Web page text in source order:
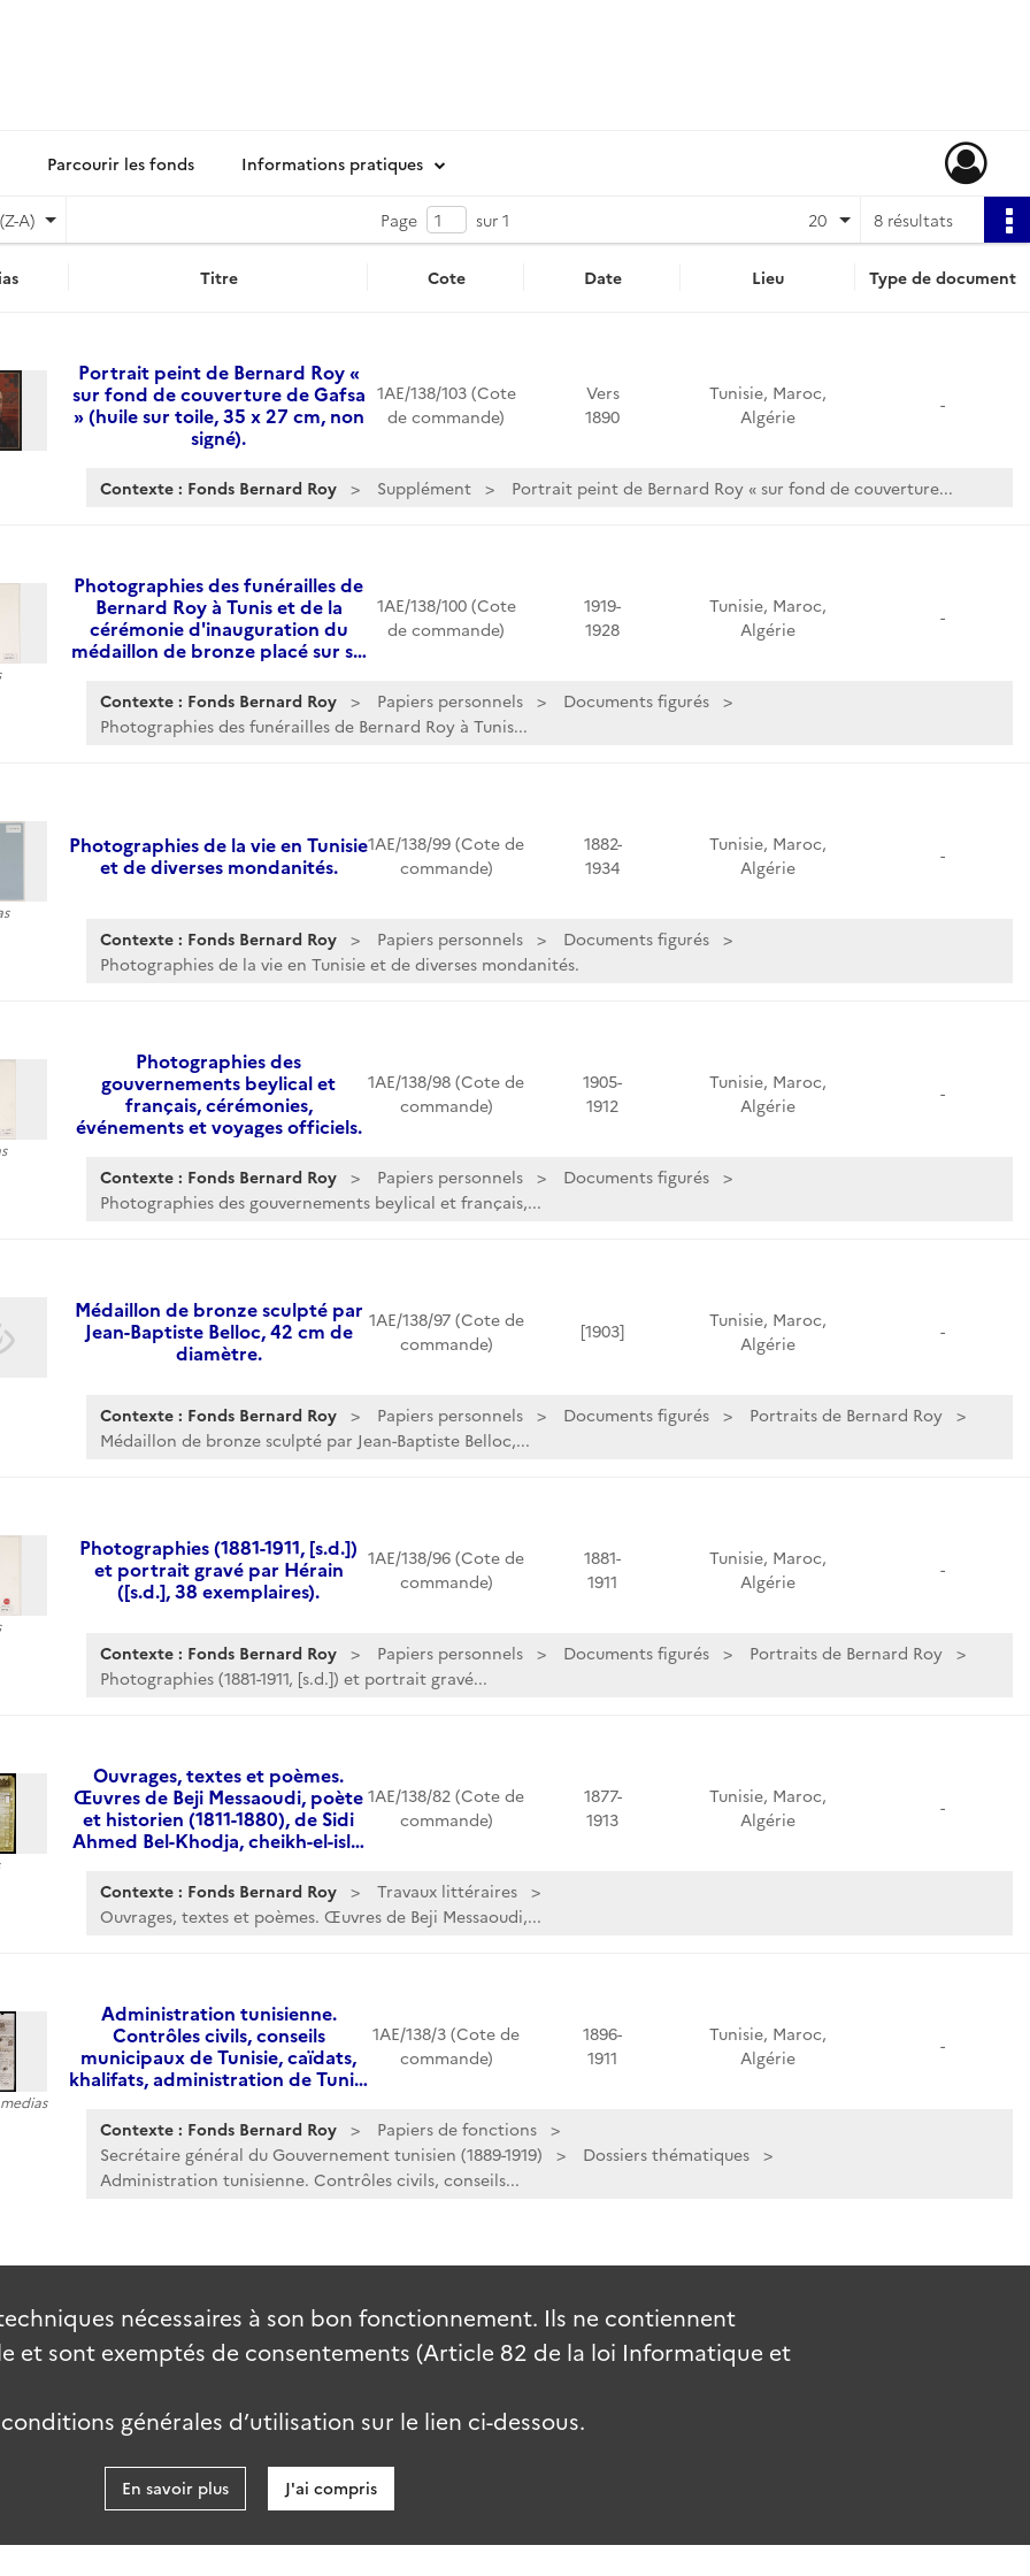
Parcourir les fonds Informations pratiques
A) Page sur 1 8 résultats
20
Titre Cote Date Lieu Type de document
Portrait peint de Bernard Roy «
sur fond de couverture de Gafsa
» (huile sur toile, 35 x 27 cm, non
signé).
1AE/138/103 (Cote
de commande)
Vers
1890
Tunisie, Maroc,
Algérie
-
Contexte : Fonds Bernard Roy Supplément Portrait peint de Bernard Roy « sur fond de couverture...
Photographies des funérailles de
Bernard Roy à Tunis et de la
cérémonie d'inauguration du
médaillon de bronze placé sur s…
1AE/138/100 (Cote
de commande)
1919-
1928
Tunisie, Maroc,
Algérie
-
Contexte : Fonds Bernard Roy Papiers personnels
Documents figurés
Photographies des funérailles de Bernard Roy à Tunis...
Photographies de la vie en Tunisie
et de diverses mondanités.
1AE/138/99 (Cote de
commande)
1882-
1934
Tunisie, Maroc,
Algérie
-
Contexte : Fonds Bernard Roy Papiers personnels
Documents figurés
Photographies de la vie en Tunisie et de diverses mondanités.
Photographies des
gouvernements beylical et
français, cérémonies,
événements et voyages officiels.
1AE/138/98 (Cote de
commande)
1905-
1912
Tunisie, Maroc,
Algérie
-
Contexte : Fonds Bernard Roy Papiers personnels
Documents figurés
Photographies des gouvernements beylical et français,...
Médaillon de bronze sculpté par
Jean-Baptiste Belloc, 42 cm de
diamètre.
1AE/138/97 (Cote de
commande)
[1903]
Tunisie, Maroc,
Algérie
-
Contexte : Fonds Bernard Roy Papiers personnels Documents figurés
Portraits de Bernard Roy
Médaillon de bronze sculpté par Jean-Baptiste Belloc,...
Photographies (1881-1911, [s.d.])
et portrait gravé par Hérain
([s.d.], 38 exemplaires).
1AE/138/96 (Cote de
commande)
1881-
1911
Tunisie, Maroc,
Algérie
-
Contexte : Fonds Bernard Roy Papiers personnels Documents figurés
Portraits de Bernard Roy
Photographies (1881-1911, [s.d.]) et portrait gravé...
Ouvrages, textes et poèmes.
Œuvres de Beji Messaoudi, poète
et historien (1811-1880), de Sidi
Ahmed Bel-Khodja, cheikh-el-isl…
1AE/138/82 (Cote de
commande)
1877-
1913
Tunisie, Maroc,
Algérie
-
Contexte : Fonds Bernard Roy
Travaux littéraires
Ouvrages, textes et poèmes. Œuvres de Beji Messaoudi,...
Administration tunisienne.
Contrôles civils, conseils
municipaux de Tunisie, caïdats,
khalifats, administration de Tuni…
1AE/138/3 (Cote de
commande)
1896-
1911
Tunisie, Maroc,
Algérie
-
Contexte : Fonds Bernard Roy
Papiers de fonctions
Secrétaire général du Gouvernement tunisien (1889-1919)
Dossiers thématiques
Administration tunisienne. Contrôles civils, conseils...
nécessaires à son bon fonctionnement. Ils ne contiennent
et sont exemptés de consentements (Article 82 de la loi Informatique et
générales d’utilisation sur le lien ci-dessous.
En savoir plus J'ai compris